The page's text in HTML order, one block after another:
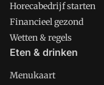
Horecabedrijf starten
Financieel gezond
Wetten & regels
Eten & drinken
Menukaart